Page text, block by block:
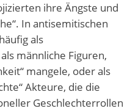
ihre Ängste und
In antisemitischen
als
männliche Figuren,
mangele, oder als
Akteure, die die
Geschlechterrollen